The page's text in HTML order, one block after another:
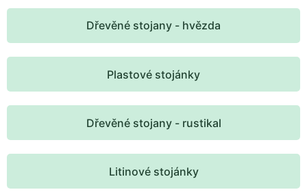
Dřevěné stojany - hvězda
Plastové stojánky
Dřevěné stojany - rustikal
Litinové stojánky